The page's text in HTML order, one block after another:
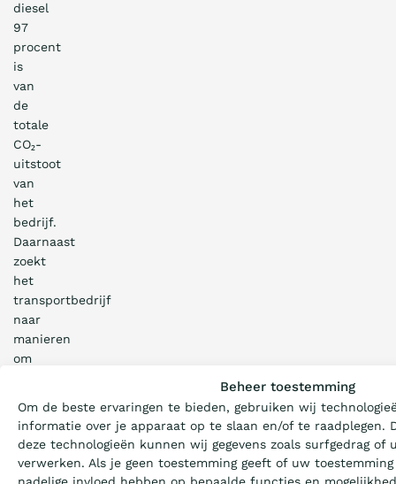
Beheer toestemming
Om de beste ervaringen te bieden, gebruiken wij
informatie over je apparaat op te slaan en/of te raadplegen.
deze technologieën kunnen wij gegevens zoals surfgedrag of
verwerken. Als je geen toestemming geeft of uw
nadelige invloed hebben op bepaalde functies en
diesel
97
procent
is
van
de
totale
CO₂-
uitstoot
van
het
bedrijf.
Daarnaast
zoekt
het
transportbedrijf
naar
manieren
om
besparen
tijdens
laden
Certificeren
Aanbesteden